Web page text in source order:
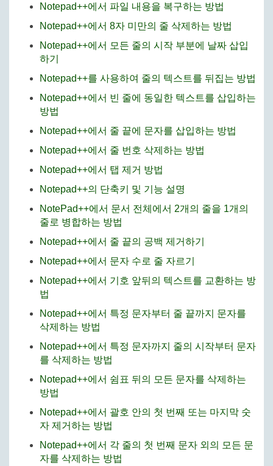
Notepad++에서 파일 내용을 복구하는 방법
Notepad++에서 8자 미만의 줄 삭제하는 방법
Notepad++에서 모든 줄의 시작 부분에 날짜 삽입
하기
Notepad++를 사용하여 줄의 텍스트를 뒤집는 방법
Notepad++에서 빈 줄에 동일한 텍스트를 삽입하는
방법
Notepad++에서 줄 끝에 문자를 삽입하는 방법
Notepad++에서 줄 번호 삭제하는 방법
Notepad++에서 탭 제거 방법
Notepad++의 단축키 및 기능 설명
NotePad++에서 문서 전체에서 2개의 줄을 1개의
줄로 병합하는 방법
Notepad++에서 줄 끝의 공백 제거하기
Notepad++에서 문자 수로 줄 자르기
Notepad++에서 기호 앞뒤의 텍스트를 교환하는 방
법
Notepad++에서 특정 문자부터 줄 끝까지 문자를
삭제하는 방법
Notepad++에서 특정 문자까지 줄의 시작부터 문자
를 삭제하는 방법
Notepad++에서 쉼표 뒤의 모든 문자를 삭제하는
방법
Notepad++에서 괄호 안의 첫 번째 또는 마지막 숫
자 제거하는 방법
Notepad++에서 각 줄의 첫 번째 문자 외의 모든 문
자를 삭제하는 방법